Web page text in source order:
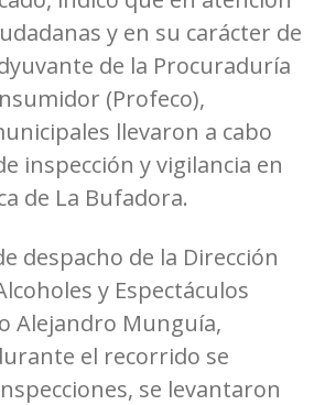
y en su carácter de
de la Procuraduría
(Profeco),
llevaron a cabo
inspección y vigilancia en
de La Bufadora.
despacho de la Dirección
y Espectáculos
Alejandro Munguía,
el recorrido se
se levantaron